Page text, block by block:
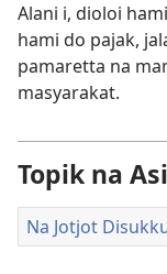
Alani i, dioloi
hami do pajak,
pamaretta na
masyarakat.
Topik na
Na Jotjot